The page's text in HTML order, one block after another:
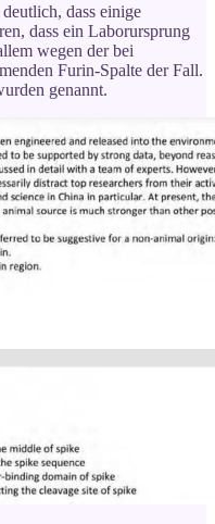
dass einige
dass ein Laborursprung
wegen der bei
Furin-Spalte der Fall.
genannt.